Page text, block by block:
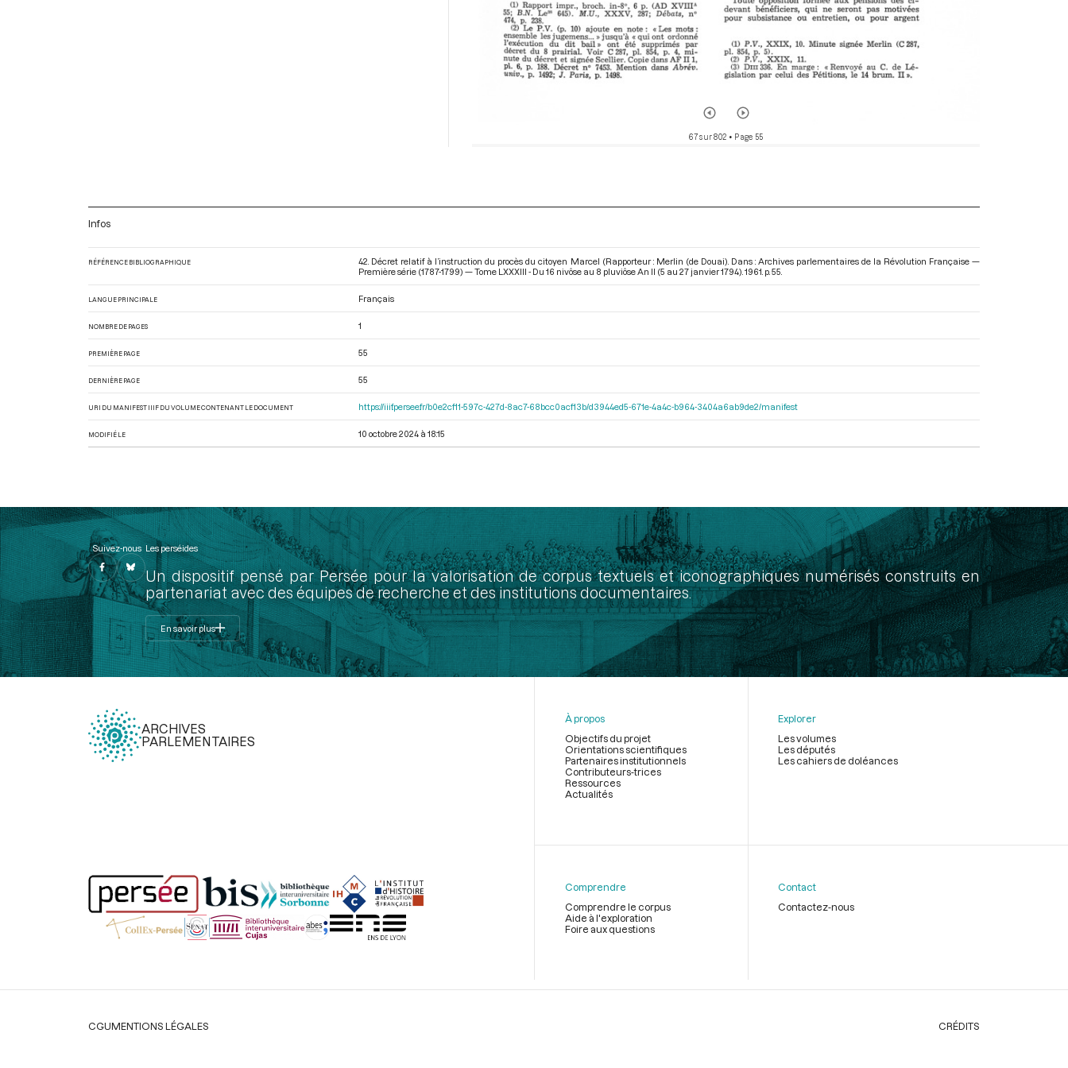
67 sur 802 • Page 55
Infos
RÉFÉRENCE BIBLIOGRAPHIQUE
42. Décret relatif à l’instruction du procès du citoyen Marcel (Rapporteur : Merlin (de Douai). Dans : Archives parlementaires de la Révolution Française —
Première série (1787-1799) — Tome LXXXIII - Du 16 nivôse au 8 pluviôse An II (5 au 27 janvier 1794) . 1961. p. 55.
LANGUE PRINCIPALE Français
NOMBRE DE PAGES 1
PREMIÈRE PAGE 55
DERNIÈRE PAGE 55
URI DU MANIFEST IIIF DU VOLUME CONTENANT LE DOCUMENT https://iiif.persee.fr/b0e2cf11-597c-427d-8ac7-68bcc0acf13b/d3944ed5-671e-4a4c-b964-3404a6ab9de2/manifest
MODIFIÉ LE 10 octobre 2024 à 18:15
Suivez-nous Les perséides
Un dispositif pensé par Persée pour la valorisation de corpus textuels et iconographiques numérisés construits en
partenariat avec des équipes de recherche et des institutions documentaires.
En savoir plus
ARCHIVES
PARLEMENTAIRES
page
À propos
Objectifs du projet
Orientations scientifiques
Partenaires institutionnels
Contributeurs-trices
Ressources
Actualités
Explorer
Les volumes
Les députés
Les cahiers de doléances
Comprendre
Comprendre le corpus
Aide à l'exploration
Foire aux questions
Contact
Contactez-nous
Légal
CGUMENTIONS LÉGALES CRÉDITS